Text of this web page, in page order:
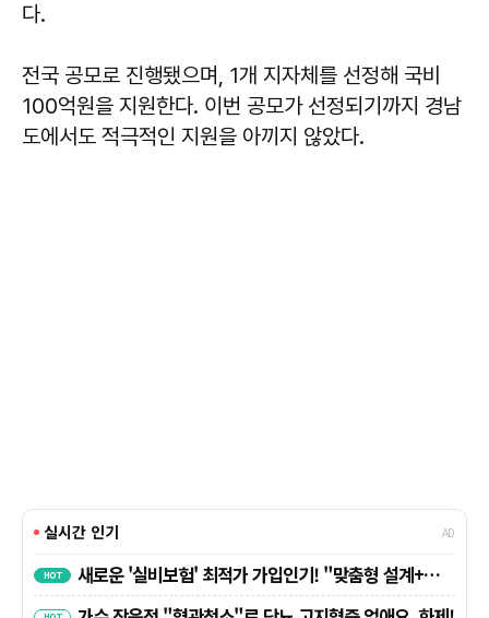
다.
전국 공모로 진행됐으며, 1개 지자체를 선정해 국비
100억원을 지원한다. 이번 공모가 선정되기까지 경남
도에서도 적극적인 지원을 아끼지 않았다.